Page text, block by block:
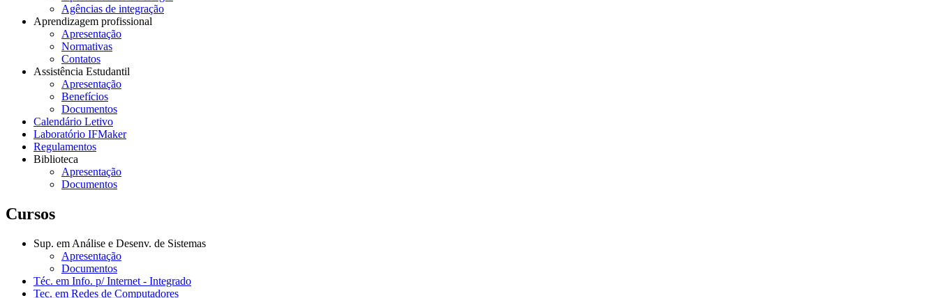
Agências de integração
Aprendizagem profissional
Apresentação
Normativas
Contatos
Assistência Estudantil
Apresentação
Benefícios
Documentos
Calendário Letivo
Laboratório IFMaker
Regulamentos
Biblioteca
Apresentação
Documentos
Cursos
Sup. em Análise e Desenv. de Sistemas
Apresentação
Documentos
Téc. em Info. p/ Internet - Integrado
Tec. em Redes de Computadores